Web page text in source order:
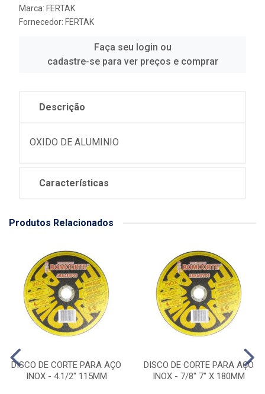
Marca: FERTAK
Fornecedor: FERTAK
Faça seu login ou
cadastre-se para ver preços e comprar
Descrição
OXIDO DE ALUMINIO
Características
Produtos Relacionados
DISCO DE CORTE PARA AÇO
INOX - 4.1/2'' 115MM
DISCO DE CORTE PARA AÇO
INOX - 7/8'' 7'' X 180MM